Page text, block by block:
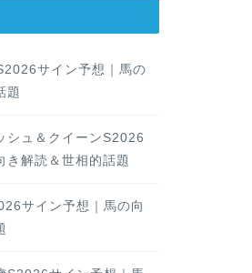
サイン予想｜馬の
題
シュ＆クイーンS2026
き解読＆世相的話題
サイン予想｜馬の向